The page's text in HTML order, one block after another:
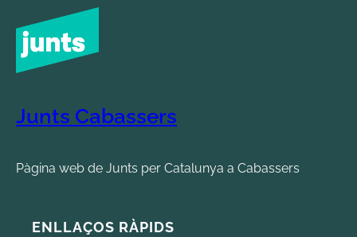
Junts Cabassers
Pàgina web de Junts per Catalunya a Cabassers
ENLLAÇOS RÀPIDS